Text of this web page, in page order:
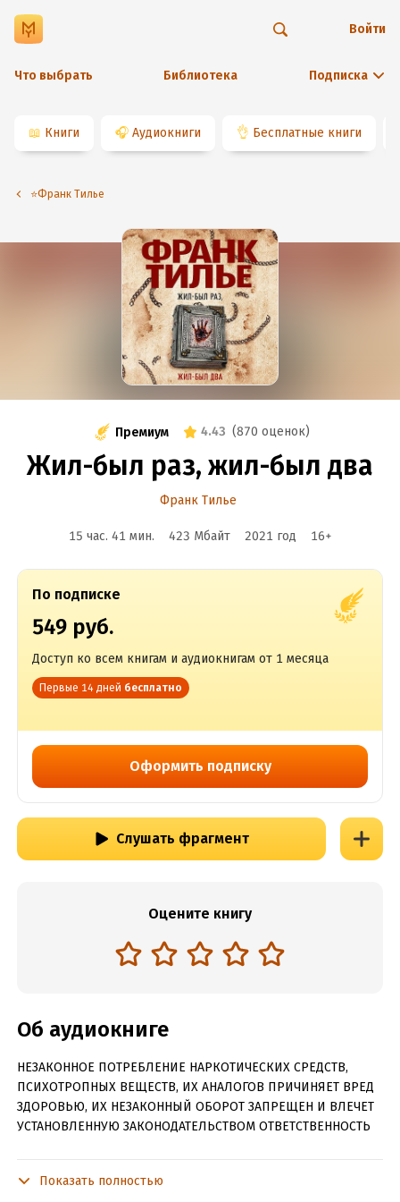
Что выбрать Библиотека Подписка
Войти
📖 Книги 🎧 Аудиокниги 👌 Бесплатные книги
⭐️Франк Тилье
Премиум 4.43 (870 оценок)
Жил-был раз, жил-был два
Франк Тилье
15 час. 41 мин. 423 Мбайт 2021 год 16+
По подписке
549 руб.
Доступ ко всем книгам и аудиокнигам от 1 месяца
Первые 14 дней бесплатно
Оформить подписку
Слушать фрагмент
Оцените книгу
Об аудиокниге
НЕЗАКОННОЕ ПОТРЕБЛЕНИЕ НАРКОТИЧЕСКИХ СРЕДСТВ,
ПСИХОТРОПНЫХ ВЕЩЕСТВ, ИХ АНАЛОГОВ ПРИЧИНЯЕТ ВРЕД
ЗДОРОВЬЮ, ИХ НЕЗАКОННЫЙ ОБОРОТ ЗАПРЕЩЕН И ВЛЕЧЕТ
УСТАНОВЛЕННУЮ ЗАКОНОДАТЕЛЬСТВОМ ОТВЕТСТВЕННОСТЬ
года, оставив на крутом склоне прислоненный к дереву
Показать полностью